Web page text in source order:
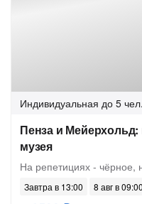
Индивидуальная до 5 чел.
Пенза и
музея
На репетициях - чёрное,
Завтра в 13:00
8 авг в 09:00